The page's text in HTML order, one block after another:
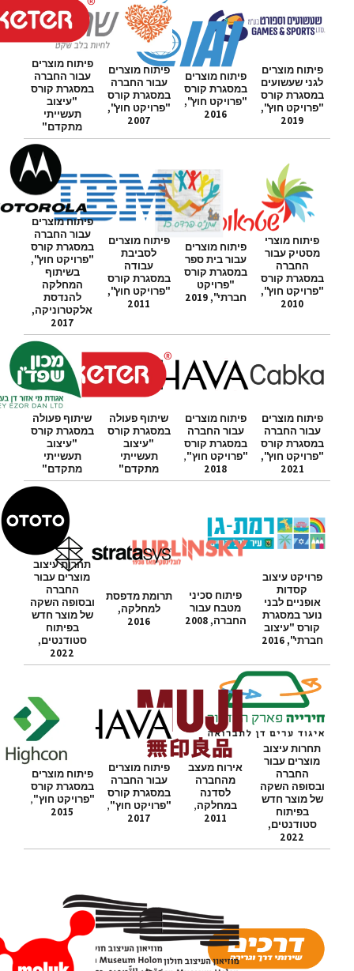
פיתוח מוצרים
לגני שעשועים
במסגרת קורס
"פרויקט חוץ",
2019
פיתוח מוצרים
במסגרת קורס
"פרויקט חוץ",
2016
פיתוח מוצרים
עבור החברה
במסגרת קורס
"פרויקט חוץ",
2007
פיתוח מוצרים
עבור החברה
במסגרת קורס
"עיצוב
תעשייתי
מתקדם"
פיתוח מוצרי
מסטיק עבור
החברה
במסגרת קורס
"פרויקט חוץ",
2010
פיתוח מוצרים
עבור בית ספר
במסגרת קורס
"פרויקט
חברתי", 2019
פיתוח מוצרים
לסביבת
עבודה
במסגרת קורס
"פרויקט חוץ",
2011
פיתוח מוצרים
עבור החברה
במסגרת קורס
"פרויקט חוץ",
בשיתוף
המחלקה
להנדסת
אלקטרוניקה,
2017
פיתוח מוצרים
עבור החברה
במסגרת קורס
"פרויקט חוץ",
2021
פיתוח מוצרים
עבור החברה
במסגרת קורס
"פרויקט חוץ",
2018
שיתוף פעולה
במסגרת קורס
"עיצוב
תעשייתי
מתקדם"
שיתוף פעולה
במסגרת קורס
"עיצוב
תעשייתי
מתקדם"
פרויקט עיצוב
קסדות
אופניים לבני
נוער במסגרת
קורס "עיצוב
חברתי", 2016
פיתוח סכיני
מטבח עבור
החברה, 2008
תרומת מדפסת
למחלקה,
2016
תחרות עיצוב
מוצרים עבור
החברה
ובסופה השקה
של מוצר חדש
בפיתוח
סטודנטים,
2022
תחרות עיצוב
מוצרים עבור
החברה
ובסופה השקה
של מוצר חדש
בפיתוח
סטודנטים,
2022
אירוח מעצב
מהחברה
לסדנה
במחלקה,
2011
פיתוח מוצרים
עבור החברה
במסגרת קורס
"פרויקט חוץ",
2017
פיתוח מוצרים
במסגרת קורס
"פרויקט חוץ",
2015